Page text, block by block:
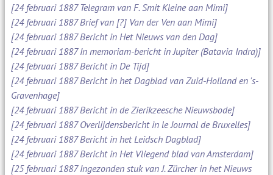
[24 februari 1887 Telegram van F. Smit Kleine aan Mimi]
[24 februari 1887 Brief van [?] Van der Ven aan Mimi]
[24 februari 1887 Bericht in Het Nieuws van den Dag]
[24 februari 1887 In memoriam-bericht in Jupiter (Batavia Indra)]
[24 februari 1887 Bericht in De Tijd]
[24 februari 1887 Bericht in het Dagblad van Zuid-Holland en 's-
Gravenhage]
[24 februari 1887 Bericht in de Zierikzeesche Nieuwsbode]
[24 februari 1887 Overlijdensbericht in le Journal de Bruxelles]
[24 februari 1887 Bericht in het Leidsch Dagblad]
[24 februari 1887 Bericht in Het Vliegend blad van Amsterdam]
[25 februari 1887 Ingezonden stuk van J. Zürcher in het Nieuws